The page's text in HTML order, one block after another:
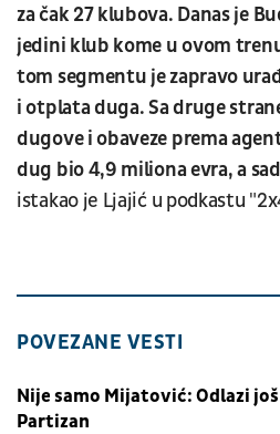
za čak 27 klubova. Danas je
jedini klub kome u ovom
tom segmentu je zapravo
i otplata duga. Sa druge
dugove i obaveze prema
dug bio 4,9 miliona evra, a
istakao je Ljajić u podkastu
POVEZANE VESTI
Nije samo Mijatović: Odlazi još
Partizan